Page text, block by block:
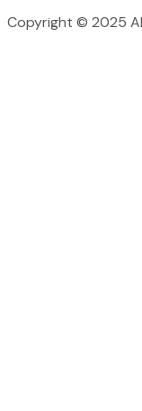
Copyright © 2025